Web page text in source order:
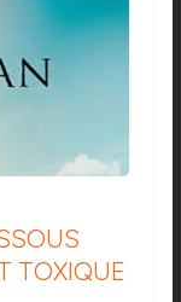
TOXIQUE